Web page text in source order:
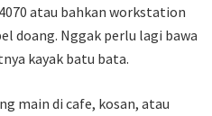
atau bahkan workstation
doang. Nggak perlu lagi bawa
kayak batu bata.
main di cafe, kosan, atau